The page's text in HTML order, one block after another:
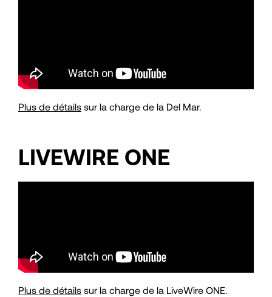
Plus de détails sur la charge de la Del Mar.
LIVEWIRE ONE
Plus de détails sur la charge de la LiveWire ONE.